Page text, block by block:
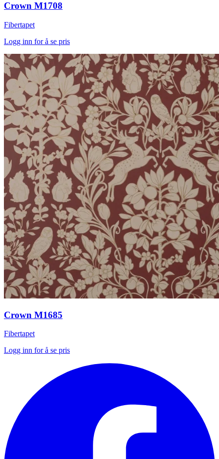
Crown M1708
Fibertapet
Logg inn for å se pris
Crown M1685
Fibertapet
Logg inn for å se pris